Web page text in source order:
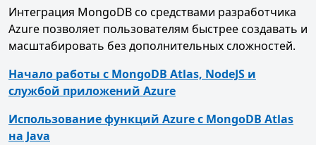
Интеграция MongoDB со средствами разработчика
Azure позволяет пользователям быстрее создавать и
масштабировать без дополнительных сложностей.
Начало работы с MongoDB Atlas, NodeJS и
службой приложений Azure
Использование функций Azure с MongoDB Atlas
на Java